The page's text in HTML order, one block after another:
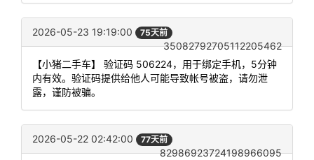
2026-05-23 19:19:00 75天前
35082792705112205462
【小猪二手车】 验证码 506224，用于绑定手机，5分钟
内有效。验证码提供给他人可能导致帐号被盗，请勿泄
露，谨防被骗。
2026-05-22 02:42:00 77天前
82986923724198966095